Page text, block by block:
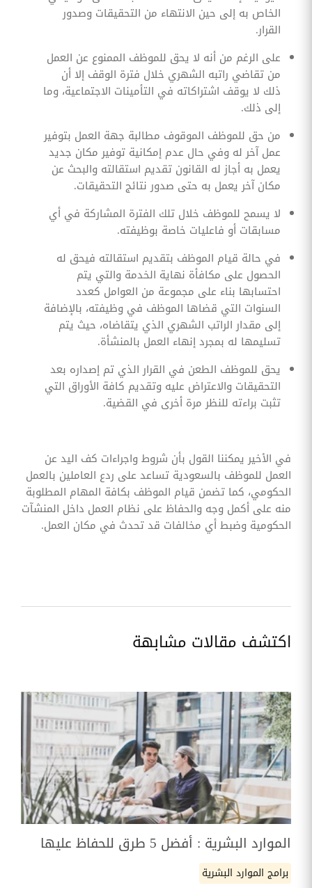
الخاص به إلى حين الانتهاء من التحقيقات وصدور
القرار.
على الرغم من أنه لا يحق للموظف الممنوع عن العمل
من تقاضي راتبه الشهري خلال فترة الوقف إلا أن
ذلك لا يوقف اشتراكاته في التأمينات الاجتماعية، وما
إلى ذلك.
من حق للموظف الموقوف مطالبة جهة العمل بتوفير
عمل آخر له وفي حال عدم إمكانية توفير مكان جديد
يعمل به أجاز له القانون تقديم استقالته والبحث عن
مكان آخر يعمل به حتى صدور نتائج التحقيقات.
لا يسمح للموظف خلال تلك الفترة المشاركة في أي
مسابقات أو فاعليات خاصة بوظيفته.
في حالة قيام الموظف بتقديم استقالته فيحق له
الحصول على مكافأة نهاية الخدمة والتي يتم
احتسابها بناء على مجموعة من العوامل كعدد
السنوات التي قضاها الموظف في وظيفته، بالإضافة
إلى مقدار الراتب الشهري الذي يتقاضاه، حيث يتم
تسليمها له بمجرد إنهاء العمل بالمنشأة.
يحق للموظف الطعن في القرار الذي تم إصداره بعد
التحقيقات والاعتراض عليه وتقديم كافة الأوراق التي
تثبت براءته للنظر مرة أخرى في القضية.
في الأخير يمكننا القول بأن شروط واجراءات كف اليد عن
العمل للموظف بالسعودية تساعد على ردع العاملين بالعمل
الحكومي، كما تضمن قيام الموظف بكافة المهام المطلوبة
منه على أكمل وجه والحفاظ على نظام العمل داخل المنشآت
الحكومية وضبط أي مخالفات قد تحدث في مكان العمل.
اكتشف مقالات مشابهة
الموارد البشرية : أفضل 5 طرق للحفاظ عليها
برامج الموارد البشرية